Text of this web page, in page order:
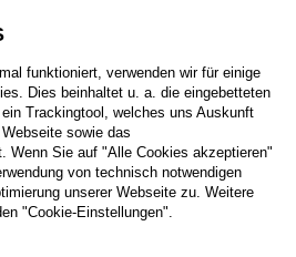
funktioniert, verwenden wir für einige
Dies beinhaltet u. a. die eingebetteten
Trackingtool, welches uns Auskunft
sowie das
Wenn Sie auf "Alle Cookies akzeptieren"
von technisch notwendigen
unserer Webseite zu. Weitere
"Cookie-Einstellungen".